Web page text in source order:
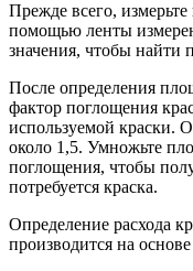
Прежде всего,
помощью ленты
значения, чтобы найти
После определения
фактор поглощения
используемой краски.
около 1,5. Умножьте
поглощения, чтобы
потребуется краска.
Определение расхода
производится на